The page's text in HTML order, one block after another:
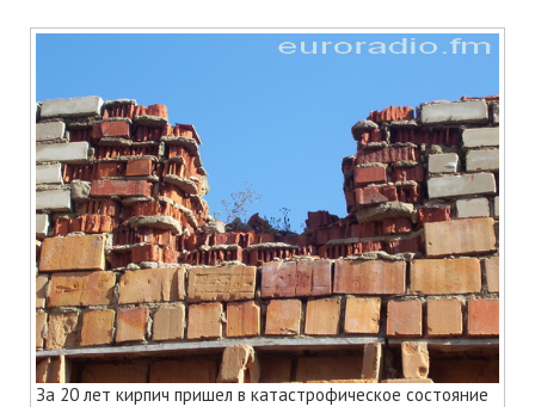
За 20 лет кирпич пришел в катастрофическое состояние